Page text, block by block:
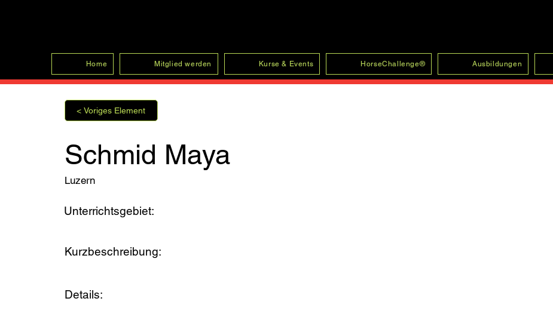
Home Mitglied werden Kurse & Events HorseChallenge® Ausbildungen
< Voriges Element
Schmid Maya
Luzern
Unterrichtsgebiet:
Kurzbeschreibung:
Details: